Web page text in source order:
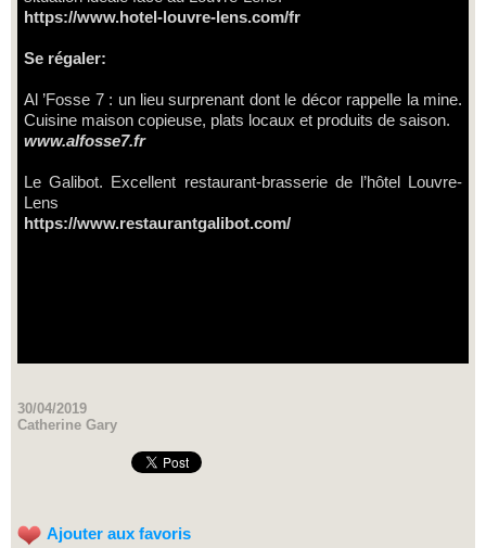
https://www.hotel-louvre-lens.com/fr
Se régaler:
Al ’Fosse 7 : un lieu surprenant dont le décor rappelle la mine.
Cuisine maison copieuse, plats locaux et produits de saison.
www.alfosse7.fr
Le Galibot. Excellent restaurant-brasserie de l’hôtel Louvre-
Lens
https://www.restaurantgalibot.com/
30/04/2019
Catherine Gary
Ajouter aux favoris